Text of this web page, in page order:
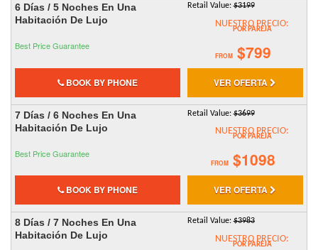
6 Días / 5 Noches En Una
Habitación De Lujo
Best Price Guarantee
Retail Value:$3199
NUESTRO PRECIO:
POR PAREJA
FROM $799
BOOK BY PHONE VER OFERTA
7 Días / 6 Noches En Una
Habitación De Lujo
Best Price Guarantee
Retail Value:$3699
NUESTRO PRECIO:
POR PAREJA
FROM $1098
BOOK BY PHONE VER OFERTA
8 Días / 7 Noches En Una
Habitación De Lujo
Retail Value:$3983
NUESTRO PRECIO:
POR PAREJA